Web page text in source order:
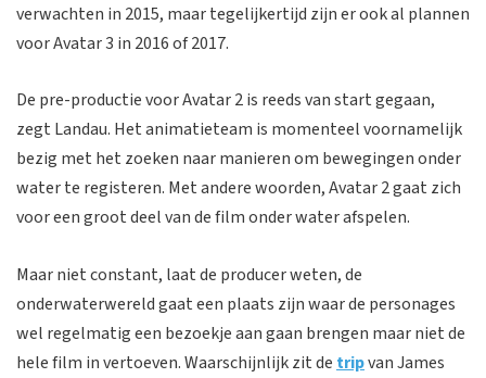
verwachten in 2015, maar tegelijkertijd zijn er ook al plannen
voor Avatar 3 in 2016 of 2017.
De pre-productie voor Avatar 2 is reeds van start gegaan,
zegt Landau. Het animatieteam is momenteel voornamelijk
bezig met het zoeken naar manieren om bewegingen onder
water te registeren. Met andere woorden, Avatar 2 gaat zich
voor een groot deel van de film onder water afspelen.
Maar niet constant, laat de producer weten, de
onderwaterwereld gaat een plaats zijn waar de personages
wel regelmatig een bezoekje aan gaan brengen maar niet de
hele film in vertoeven. Waarschijnlijk zit de tripvan James